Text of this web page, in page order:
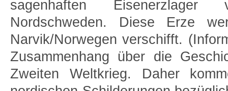
sagenhaften
Nordschweden. Diese Erze
Narvik/Norwegen verschifft.
Zusammenhang über die
Zweiten Weltkrieg. Daher